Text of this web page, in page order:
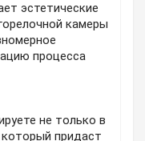
эстетические
камеры
процесса
не только в
который придаст